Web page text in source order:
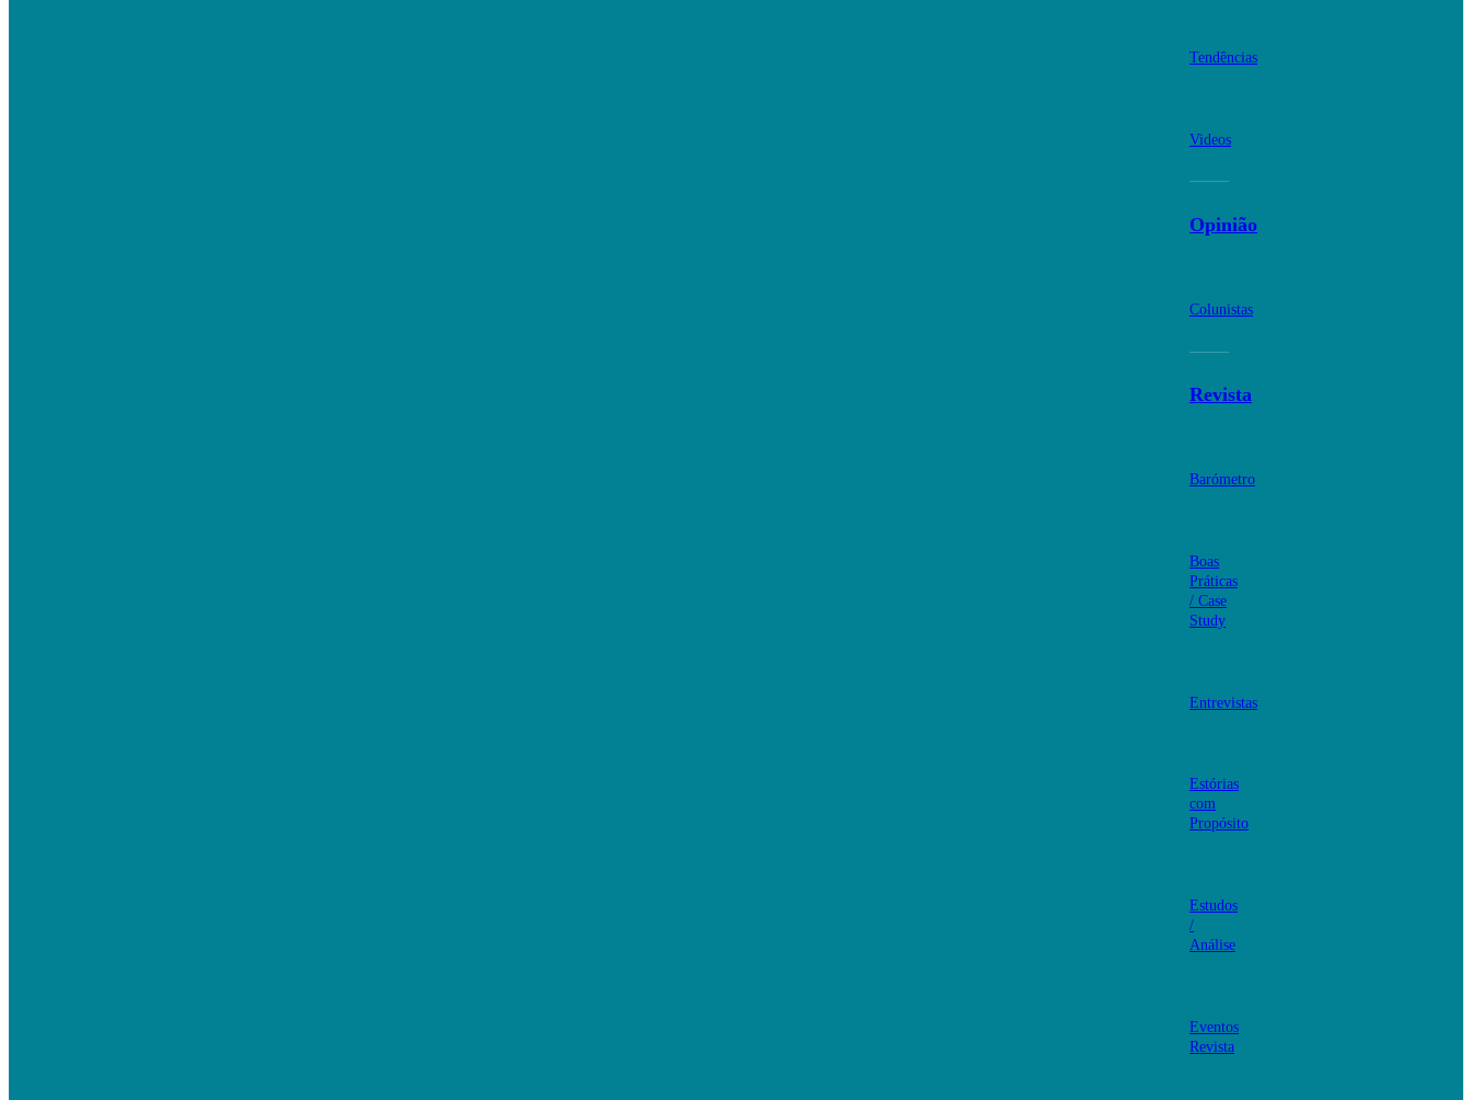
Tendências
Videos
Opinião
Colunistas
Revista
Barómetro
Boas
Práticas
/ Case
Study
Entrevistas
Estórias
com
Propósito
Estudos
/
Análise
Eventos
Revista